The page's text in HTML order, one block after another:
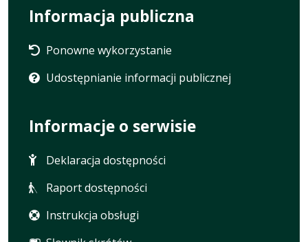
Informacja publiczna
Ponowne wykorzystanie
Udostępnianie informacji publicznej
Informacje o serwisie
Deklaracja dostępności
Raport dostępności
Instrukcja obsługi